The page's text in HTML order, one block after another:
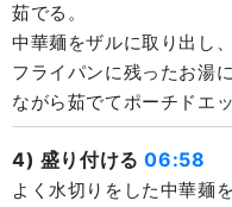
茹でる。
中華麺をザルに取り出し
フライパンに残ったお湯
ながら茹でてポーチドエ
4) 盛り付ける06:58
よく水切りをした中華麺